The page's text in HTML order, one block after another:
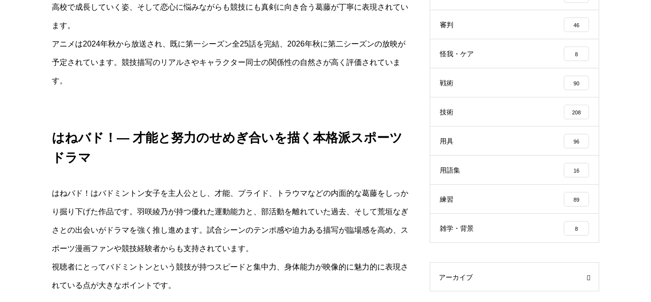
高校で成長していく姿、そして恋心に悩みながらも競技にも真剣に向き合う葛藤が丁寧に表現されてい
ます。
アニメは2024年秋から放送され、既に第一シーズン全25話を完結、2026年秋に第二シーズンの放映が
予定されています。競技描写のリアルさやキャラクター同士の関係性の自然さが高く評価されていま
す。
はねバド！— 才能と努力のせめぎ合いを描く本格派スポーツ
ドラマ
はねバド！はバドミントン女子を主人公とし、才能、プライド、トラウマなどの内面的な葛藤をしっか
り掘り下げた作品です。羽咲綾乃が持つ優れた運動能力と、部活動を離れていた過去、そして荒垣なぎ
さとの出会いがドラマを強く推し進めます。試合シーンのテンポ感や迫力ある描写が臨場感を高め、ス
ポーツ漫画ファンや競技経験者からも支持されています。
視聴者にとってバドミントンという競技が持つスピードと集中力、身体能力が映像的に魅力的に表現さ
れている点が大きなポイントです。
審判 46
怪我・ケア 8
戦術 90
技術 208
用具 96
用語集 16
練習 89
雑学・背景 8
アーカイブ